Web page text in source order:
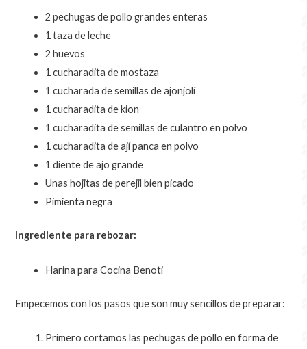
2 pechugas de pollo grandes enteras
1 taza de leche
2 huevos
1 cucharadita de mostaza
1 cucharada de semillas de ajonjolí
1 cucharadita de kion
1 cucharadita de semillas de culantro en polvo
1 cucharadita de ají panca en polvo
1 diente de ajo grande
Unas hojitas de perejil bien picado
Pimienta negra
Ingrediente para rebozar:
Harina para Cocina Benoti
Empecemos con los pasos que son muy sencillos de preparar:
Primero cortamos las pechugas de pollo en forma de